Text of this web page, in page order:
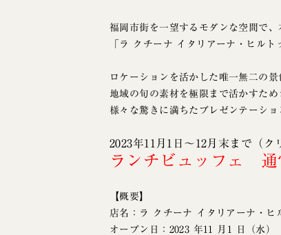
福岡市街を一望するモダンな空間で
「ラ クチーナ イタリアーナ・ヒルト
ロケーションを活かした唯一無二の
地域の旬の素材を極限まで活かすた
様々な驚きに満ちたプレゼンテーシ
2023年11月1日～12月末まで（ク
ランチビュッフェ
【概要】
店名：ラ クチーナ イタリアーナ・ヒ
オープン日：2023 年11 月1 日（水）